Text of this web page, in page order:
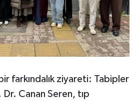
farkındalık ziyareti: Tabipler
Dr. Canan Seren, tıp